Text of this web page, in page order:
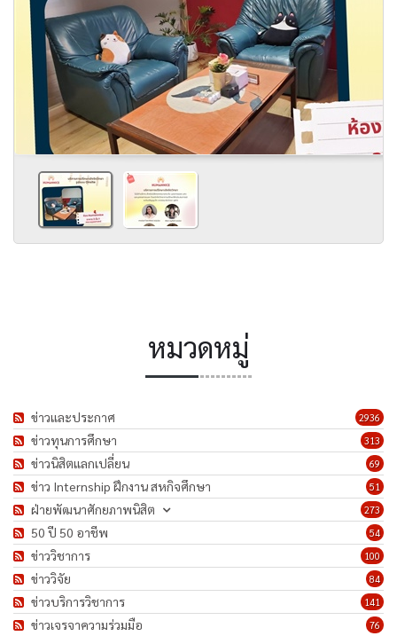
หมวดหมู่
2936
ข่าวและประกาศ
313
ข่าวทุนการศึกษา
69
ข่าวนิสิตแลกเปลี่ยน
51
ข่าว Internship ฝึกงาน สหกิจศึกษา
273
ฝ่ายพัฒนาศักยภาพนิสิต
54
50 ปี 50 อาชีพ
100
ข่าววิชาการ
84
ข่าววิจัย
141
ข่าวบริการวิชาการ
76
ข่าวเจรจาความร่วมมือ